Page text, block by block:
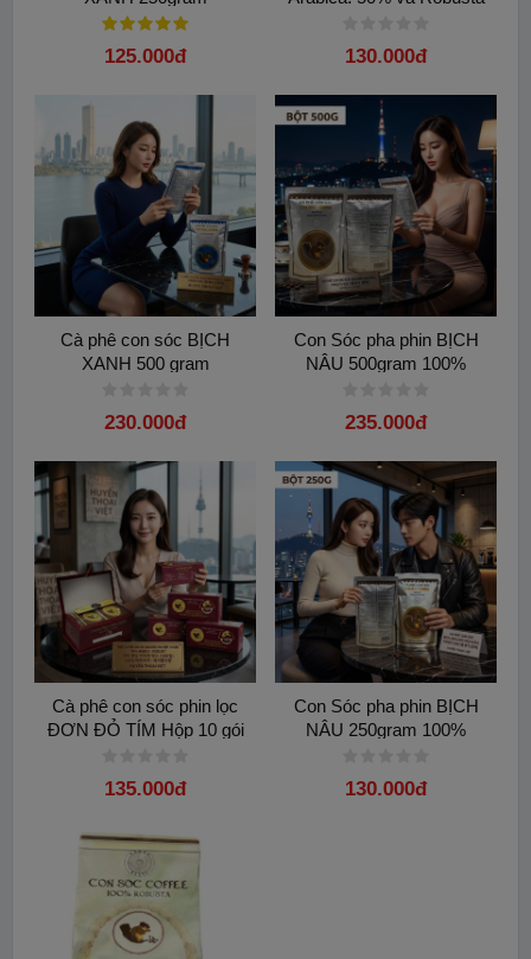
125.000đ 130.000đ
Cà phê con sóc BỊCH
XANH 500 gram
230.000đ
Con Sóc pha phin BỊCH
NÂU 500gram 100%
235.000đ
Cà phê con sóc phin lọc
ĐƠN ĐỎ TÍM Hộp 10 gói
chính hãng
135.000đ
Con Sóc pha phin BỊCH
NÂU 250gram 100%
130.000đ